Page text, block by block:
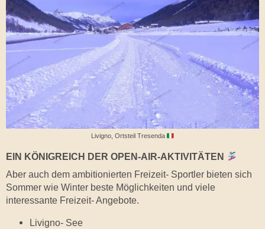
Livigno, Ortsteil Tresenda
EIN KÖNIGREICH DER OPEN-AIR-AKTIVITÄTEN
Aber auch dem ambitionierten Freizeit- Sportler bieten sich
Sommer wie Winter beste Möglichkeiten und viele
interessante Freizeit- Angebote.
Livigno- See